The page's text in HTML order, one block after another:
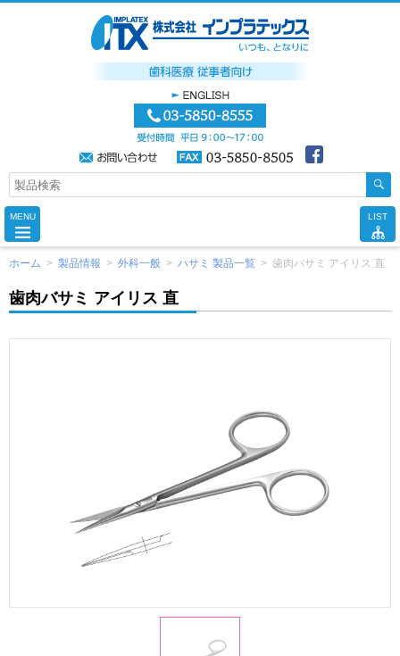
MENU LIST
ホーム > 製品情報 > 外科一般 > ハサミ 製品一覧 > 歯肉バサミ アイリス 直
歯肉バサミ アイリス 直